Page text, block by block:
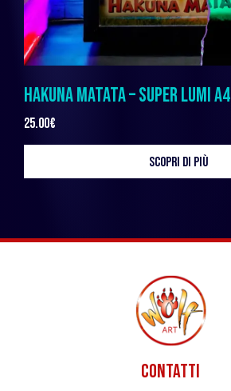
HAKUNA MATATA – SUPER LUMI A4
25.00€
SCOPRI DI PIÙ
CONTATTI